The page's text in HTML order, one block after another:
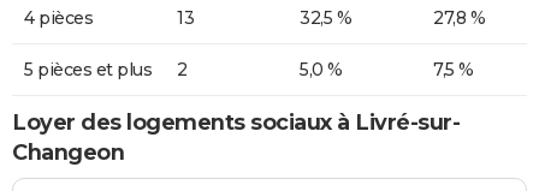
4 pièces 13 32,5 % 27,8 %
5 pièces et plus 2 5,0 % 7,5 %
Loyer des logements sociaux à Livré-sur-
Changeon